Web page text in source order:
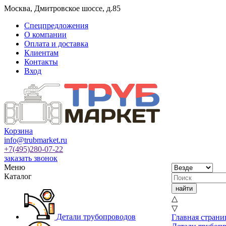
Москва, Дмитровское шоссе, д.85
Спецпредложения
О компании
Оплата и доставка
Клиентам
Контакты
Вход
Корзина
info@trubmarket.ru
+7(495)280-07-22
заказать звонок
Меню
Каталог
Детали трубопроводов
△
▽
Главная